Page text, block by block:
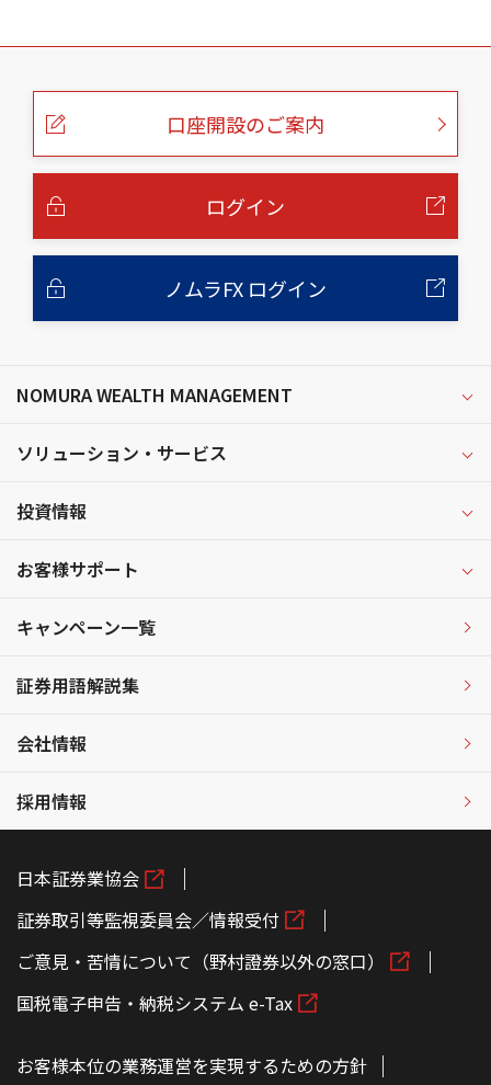
こ
口座開設のご案内
ログイン
ノムラFX ログイン
NOMURA WEALTH MANAGEMENT
ソリューション・サービス
投資情報
お客様サポート
キャンペーン一覧
証券用語解説集
会社情報
採用情報
日本証券業協会
証券取引等監視委員会／情報受付
ご意見・苦情について（野村證券以外の窓口）
国税電子申告・納税システム e-Tax
お客様本位の業務運営を実現するための方針